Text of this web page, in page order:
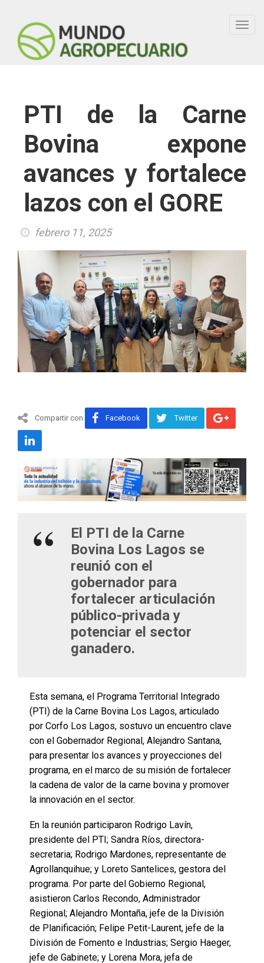
PTI de la Carne
Bovina expone
avances y fortalece
lazos con el GORE
febrero 11, 2025
Compartir con Facebook Twitter
El PTI de la Carne
Bovina Los Lagos se
reunió con el
gobernador para
fortalecer articulación
público-privada y
potenciar el sector
ganadero.
Esta semana, el Programa Territorial Integrado
(PTI) de la Carne Bovina Los Lagos, articulado
por Corfo Los Lagos, sostuvo un encuentro clave
con el Gobernador Regional, Alejandro Santana,
para presentar los avances y proyecciones del
programa, en el marco de su misión de fortalecer
la cadena de valor de la carne bovina y promover
la innovación en el sector.
En la reunión participaron Rodrigo Lavín,
presidente del PTI; Sandra Ríos, directora-
secretaria; Rodrigo Mardones, representante de
Agrollanquihue; y Loreto Santelices, gestora del
programa. Por parte del Gobierno Regional,
asistieron Carlos Recondo, Administrador
Regional; Alejandro Montaña, jefe de la División
de Planificación; Felipe Petit-Laurent, jefe de la
División de Fomento e Industrias; Sergio Haeger,
jefe de Gabinete; y Lorena Mora, jefa de